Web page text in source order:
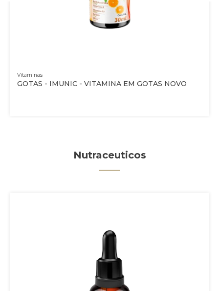
Vitaminas
GOTAS - IMUNIC - VITAMINA EM GOTAS NOVO
Nutraceuticos